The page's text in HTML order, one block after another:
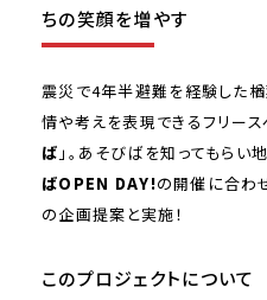
ちの笑顔を増やす
震災で4年半避難を経験した
情や考えを表現できるフリース
ば 」。あそびばを知ってもらい
ばOPEN DAY!の開催に合わ
の企画提案と実施！
このプロジェクトについて